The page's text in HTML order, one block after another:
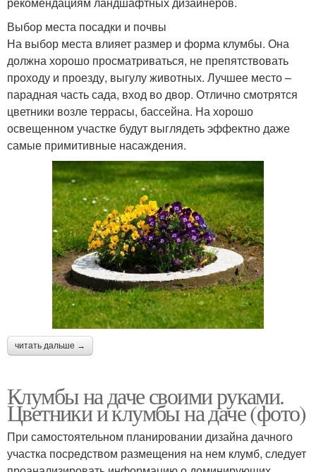
Выбор места посадки и почвы
На выбор места влияет размер и форма клумбы. Она
должна хорошо просматриваться, не препятствовать
проходу и проезду, выгулу животных. Лучшее место –
парадная часть сада, вход во двор. Отлично смотрятся
цветники возле террасы, бассейна. На хорошо
освещенном участке будут выглядеть эффектно даже
самые примитивные насаждения.
читать дальше →
Клумбы на даче своими руками.
Цветники и клумбы на даче (фото)
При самостоятельном планировании дизайна дачного
участка посредством размещения на нем клумб, следует